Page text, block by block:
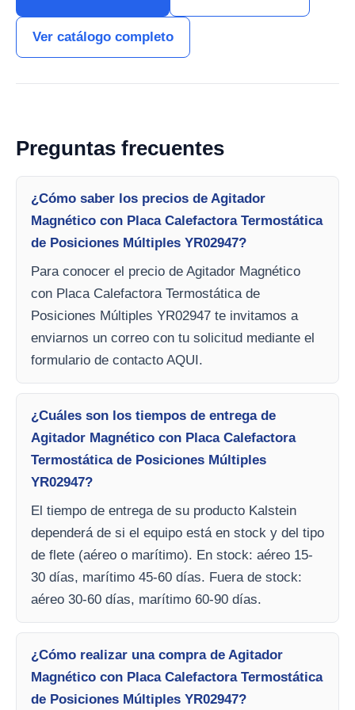
Ver catálogo completo
Preguntas frecuentes
¿Cómo saber los precios de Agitador
Magnético con Placa Calefactora Termostática
de Posiciones Múltiples YR02947?
Para conocer el precio de Agitador Magnético
con Placa Calefactora Termostática de
Posiciones Múltiples YR02947 te invitamos a
enviarnos un correo con tu solicitud mediante el
formulario de contacto AQUI.
¿Cuáles son los tiempos de entrega de
Agitador Magnético con Placa Calefactora
Termostática de Posiciones Múltiples
YR02947?
El tiempo de entrega de su producto Kalstein
dependerá de si el equipo está en stock y del tipo
de flete (aéreo o marítimo). En stock: aéreo 15-
30 días, marítimo 45-60 días. Fuera de stock:
aéreo 30-60 días, marítimo 60-90 días.
¿Cómo realizar una compra de Agitador
Magnético con Placa Calefactora Termostática
de Posiciones Múltiples YR02947?